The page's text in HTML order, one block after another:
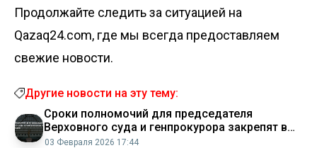
Продолжайте следить за ситуацией на
Qazaq24.com, где мы всегда предоставляем
свежие новости.
Другие новости на эту тему:
Сроки полномочий для председателя
Верховного суда и генпрокурора закрепят в
Конституции Аналитический интернет журнал
03 Февраля 2026 17:44